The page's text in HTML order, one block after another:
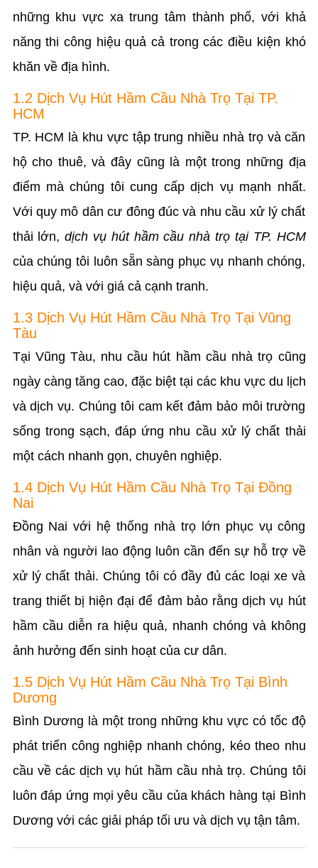
những khu vực xa trung tâm thành phố, với khả
năng thi công hiệu quả cả trong các điều kiện khó
khăn về địa hình.
1.2 Dịch Vụ Hút Hầm Cầu Nhà Trọ Tại TP.
HCM
TP. HCM là khu vực tập trung nhiều nhà trọ và căn
hộ cho thuê, và đây cũng là một trong những địa
điểm mà chúng tôi cung cấp dịch vụ mạnh nhất.
Với quy mô dân cư đông đúc và nhu cầu xử lý chất
thải lớn,dịch vụ hút hầm cầu nhà trọ tại TP. HCM
của chúng tôi luôn sẵn sàng phục vụ nhanh chóng,
hiệu quả, và với giá cả cạnh tranh.
1.3 Dịch Vụ Hút Hầm Cầu Nhà Trọ Tại Vũng
Tàu
Tại Vũng Tàu, nhu cầu hút hầm cầu nhà trọ cũng
ngày càng tăng cao, đặc biệt tại các khu vực du lịch
và dịch vụ. Chúng tôi cam kết đảm bảo môi trường
sống trong sạch, đáp ứng nhu cầu xử lý chất thải
một cách nhanh gọn, chuyên nghiệp.
1.4 Dịch Vụ Hút Hầm Cầu Nhà Trọ Tại Đồng
Nai
Đồng Nai với hệ thống nhà trọ lớn phục vụ công
nhân và người lao động luôn cần đến sự hỗ trợ về
xử lý chất thải. Chúng tôi có đầy đủ các loại xe và
trang thiết bị hiện đại để đảm bảo rằng dịch vụ hút
hầm cầu diễn ra hiệu quả, nhanh chóng và không
ảnh hưởng đến sinh hoạt của cư dân.
1.5 Dịch Vụ Hút Hầm Cầu Nhà Trọ Tại Bình
Dương
Bình Dương là một trong những khu vực có tốc độ
phát triển công nghiệp nhanh chóng, kéo theo nhu
cầu về các dịch vụ hút hầm cầu nhà trọ. Chúng tôi
luôn đáp ứng mọi yêu cầu của khách hàng tại Bình
Dương với các giải pháp tối ưu và dịch vụ tận tâm.